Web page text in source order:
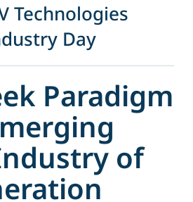
Technologies
Day
Paradigm
of